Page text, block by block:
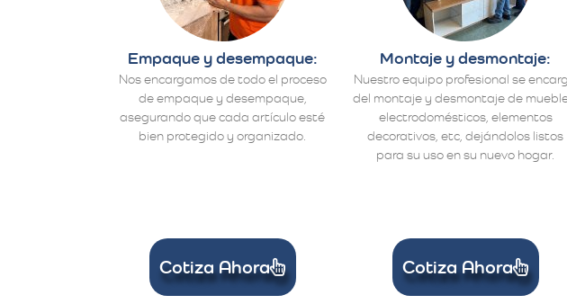
Empaque y desempaque:
Nos encargamos de todo el proceso
de empaque y desempaque,
asegurando que cada artículo esté
bien protegido y organizado.
Montaje y desmontaje:
Nuestro equipo profesional se
del montaje y desmontaje de
electrodomésticos, elementos
decorativos, etc, dejándolos listos
para su uso en su nuevo hogar.
Cotiza Ahora Cotiza Ahora